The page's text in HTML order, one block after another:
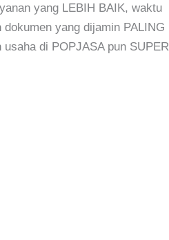
yang LEBIH BAIK, waktu
yang dijamin PALING
di POPJASA pun SUPER